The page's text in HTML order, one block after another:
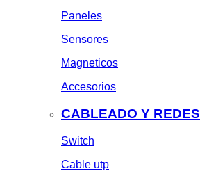
Paneles
Sensores
Magneticos
Accesorios
CABLEADO Y REDES
Switch
Cable utp